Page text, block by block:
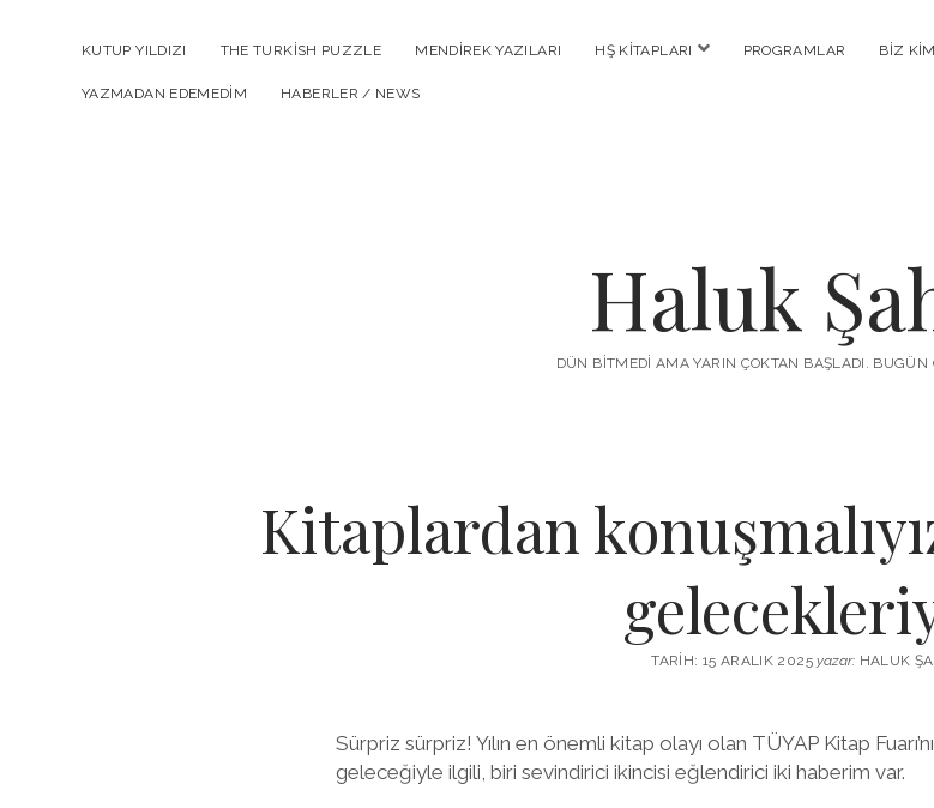
KUTUP YILDIZI THE TURKISH PUZZLE MENDIREK YAZILARI HŞ KITAPLARI menüyüPROGRAMLAR BIZ
YAZMADAN EDEMEDIM HABERLER / NEWS
Haluk
DÜN BITMEDI AMA YARIN ÇOKTAN BAŞLADI. BUGÜN
Kitaplardan
TARIH: 15 ARALIK 2025yazar: HALUK
Sürpriz sürpriz! Yılın en önemli kitap olayı olan TÜYAP Kitap
geleceğiyle ilgili, biri sevindirici ikincisi eğlendirici iki haberim var.